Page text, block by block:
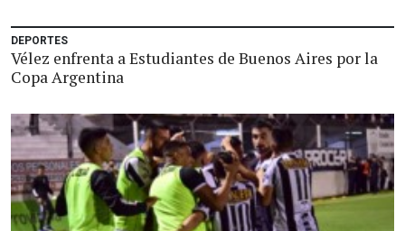
DEPORTES
Vélez enfrenta a Estudiantes de Buenos Aires por la
Copa Argentina